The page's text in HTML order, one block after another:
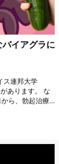
バイアグラに
ス連邦大学
あります。 な
ら、勃起治療
れました。 試験
グラなど既存